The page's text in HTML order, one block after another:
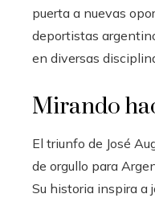
puerta a nuevas
deportistas
en diversas
Mirando
El triunfo de José
de orgullo para
Su historia inspira a